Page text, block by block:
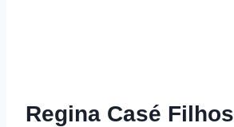
Regina Casé Filhos